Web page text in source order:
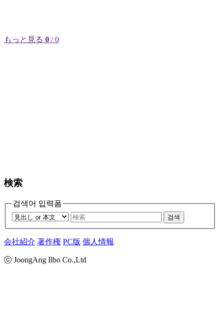
もっと見る 0 / 0
検索
검색어 입력폼
검색
会社紹介 著作権 PC版 個人情報
ⓒ JoongAng Ilbo Co.,Ltd